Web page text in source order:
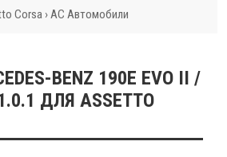
Corsa ›AC Автомобили
BENZ 190E EVO II /
ДЛЯ ASSETTO